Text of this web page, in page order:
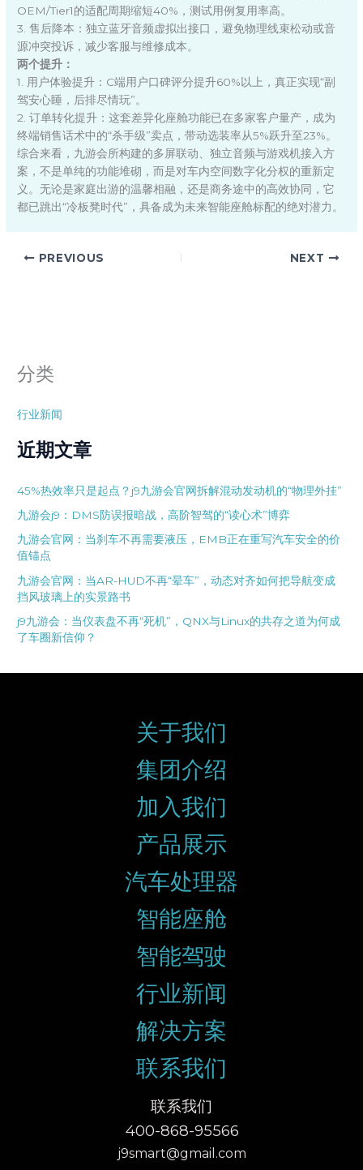
OEM/Tier1的适配周期缩短40%，测试用例复用率高。
3. 售后降本：独立蓝牙音频虚拟出接口，避免物理线束松动或音
源冲突投诉，减少客服与维修成本。
两个提升：
1. 用户体验提升：C端用户口碑评分提升60%以上，真正实现“副
驾安心睡，后排尽情玩”。
2. 订单转化提升：这套差异化座舱功能已在多家客户量产，成为
终端销售话术中的“杀手级”卖点，带动选装率从5%跃升至23%。
综合来看，九游会所构建的多屏联动、独立音频与游戏机接入方
案，不是单纯的功能堆砌，而是对车内空间数字化分权的重新定
义。无论是家庭出游的温馨相融，还是商务途中的高效协同，它
都已跳出“冷板凳时代”，具备成为未来智能座舱标配的绝对潜力。
PREVIOUS NEXT
分类
行业新闻
近期文章
45%热效率只是起点？j9九游会官网拆解混动发动机的“物理外挂”
九游会j9：DMS防误报暗战，高阶智驾的“读心术”博弈
九游会官网：当刹车不再需要液压，EMB正在重写汽车安全的价
值锚点
九游会官网：当AR-HUD不再“晕车”，动态对齐如何把导航变成
挡风玻璃上的实景路书
j9九游会：当仪表盘不再“死机”，QNX与Linux的共存之道为何成
了车圈新信仰？
关于我们
集团介绍
加入我们
产品展示
汽车处理器
智能座舱
智能驾驶
行业新闻
解决方案
联系我们
联系我们
400-868-95566
j9smart@gmail.com